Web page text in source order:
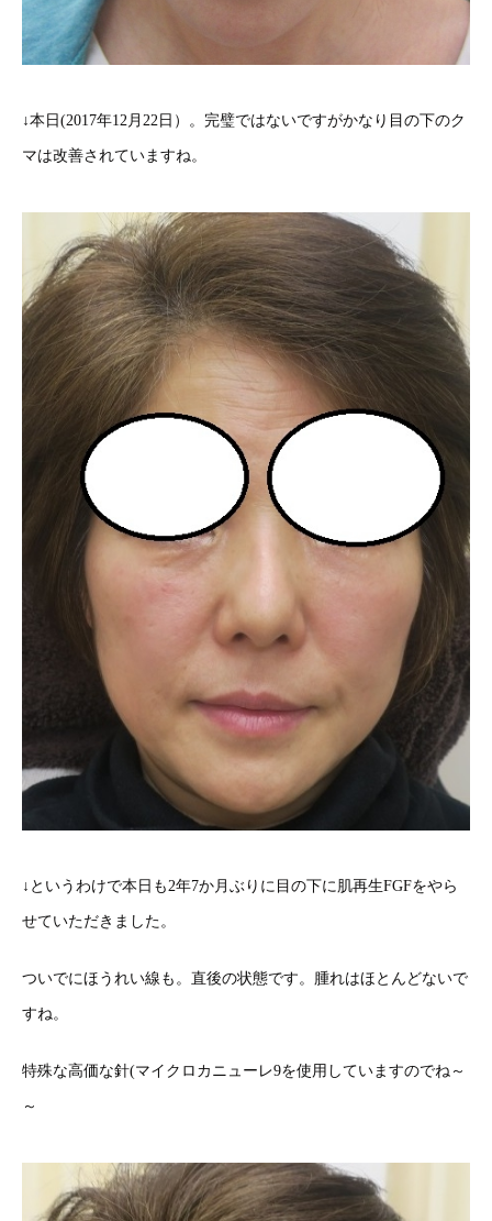
↓本日(2017年12月22日）。完璧ではないですがかなり目の下のク
マは改善されていますね。
↓というわけで本日も2年7か月ぶりに目の下に肌再生FGFをやら
せていただきました。
ついでにほうれい線も。直後の状態です。腫れはほとんどないで
すね。
特殊な高価な針(マイクロカニューレ9を使用していますのでね～
～